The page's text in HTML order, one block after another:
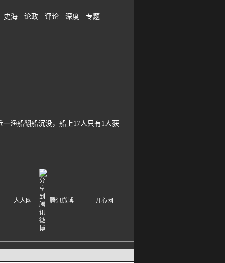
史海 论政 评论 深度 专题
渔船翻船沉没，船上17人只有1人获
人人网 腾讯微博 开心网